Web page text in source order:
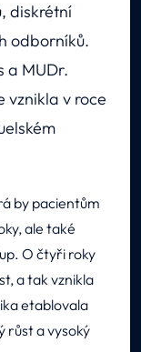
diskrétní
odborníků.
a MUDr.
vznikla v roce
by pacientům
ale také
O čtyři roky
a tak vznikla
etablovala
růst a vysoký